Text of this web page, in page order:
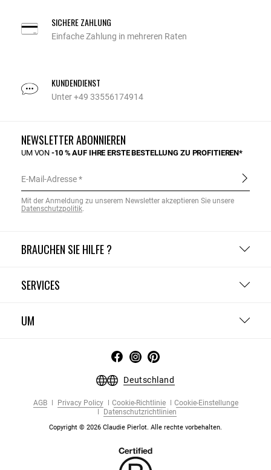
SICHERE ZAHLUNG
Einfache Zahlung in mehreren Raten
KUNDENDIENST
Unter +49 33556174914
BRAUCHEN SIE HILFE ?
SERVICES
UM
NEWSLETTER ABONNIEREN
UM VON-10 % AUF IHRE ERSTE BESTELLUNG ZU PROFITIEREN*
E-Mail-Adresse
Mit der Anmeldung zu unserem Newsletter akzeptieren Sie unsere
Datenschutzpolitik.
Deutschland
AGB Privacy Policy Cookie-Richtlinie
Cookie-Einstellunge
Datenschutzrichtlinien
Copyright © 2026 Claudie Pierlot. Alle rechte vorbehalten.